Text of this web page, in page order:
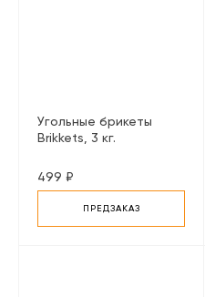
Угольные брикеты
Brikkets, 3 кг.
499 ₽
ПРЕДЗАКАЗ